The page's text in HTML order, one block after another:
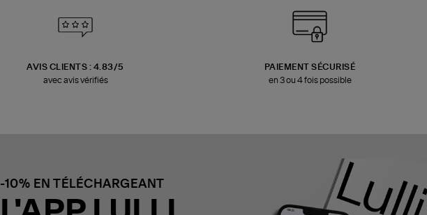
AVIS CLIENTS : 4.83/5
avec avis vérifiés
PAIEMENT SÉCURISÉ
en 3 ou 4 fois possible
-10% EN TÉLÉCHARGEANT